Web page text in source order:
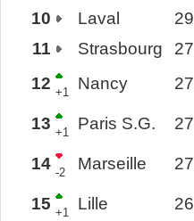
10
Laval 29
11
Strasbourg 27
12 +1 Nancy 27
13 +1 Paris S.G. 27
14 -2 Marseille 27
15 +1 Lille 26